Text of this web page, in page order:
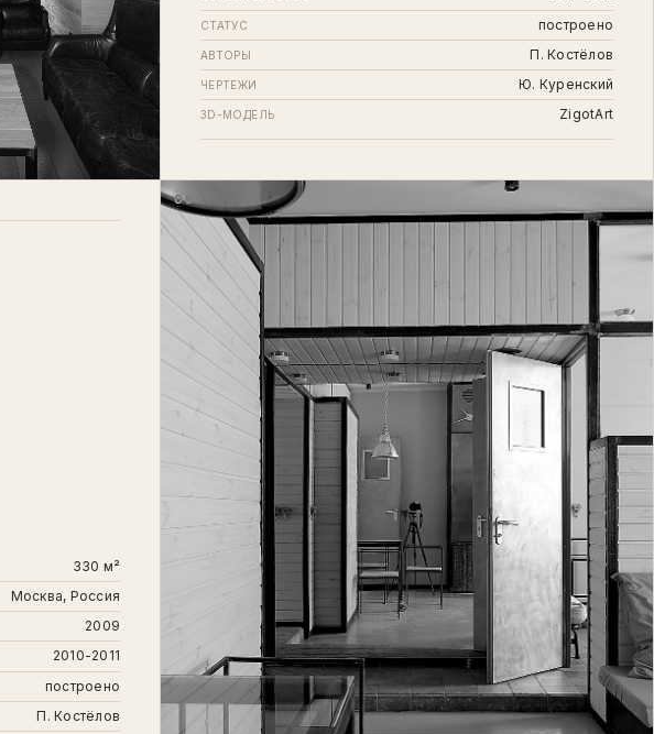
СТАТУС построено
АВТОРЫ П. Костёлов
ЧЕРТЕЖИ Ю. Куренский
3D-МОДЕЛЬ ZigotArt
330 м²
Москва, Россия
2009
2010-2011
построено
П. Костёлов
08